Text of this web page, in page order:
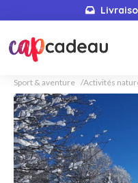
Sport & aventure Activités